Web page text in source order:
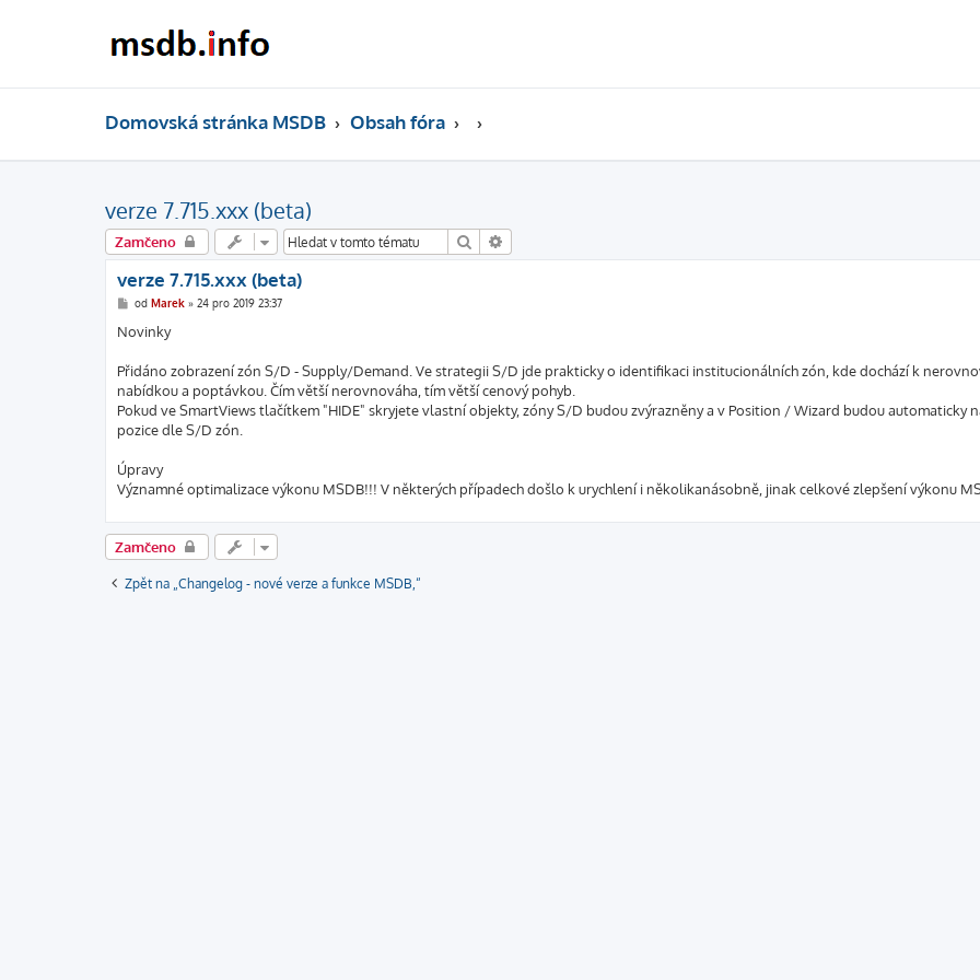
Domovská stránka MSDB Obsah fóra
verze 7.715.xxx (beta)
Zamčeno Hledat
verze 7.715.xxx (beta)
P
í
s
ě
v
e
k
od Marek» 24 pro 2019 23:37
Novinky
Přidáno zobrazení zón S/D - Supply/Demand. Ve strategii S/D jde prakticky o identifikaci institucionálních zón, kde dochází k
nabídkou a poptávkou. Čím větší nerovnováha, tím větší cenový pohyb.
Pokud ve SmartViews tlačítkem "HIDE" skryjete vlastní objekty, zóny S/D budou zvýrazněny a v Position / Wizard budou automaticky
pozice dle S/D zón.
Úpravy
Významné optimalizace výkonu MSDB!!! V některých případech došlo k urychlení i několikanásobně, jinak celkové zlepšení výkonu
Zamčeno
Zpět na „Changelog - nové verze a funkce MSDB,“